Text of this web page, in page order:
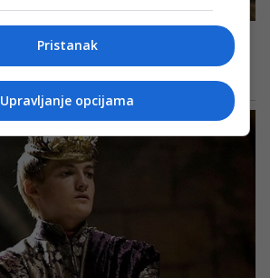
Pristanak
Upravljanje opcijama